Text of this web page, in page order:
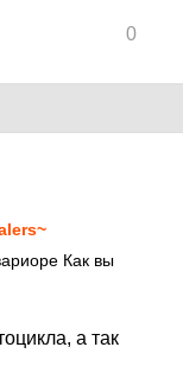
0
Как вы
а так